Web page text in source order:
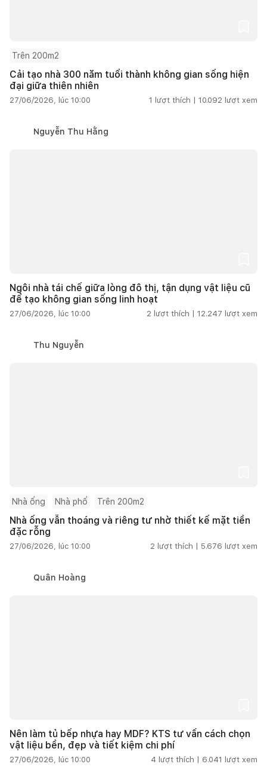
Trên 200m2
Cải tạo nhà 300 năm tuổi thành không gian sống hiện
đại giữa thiên nhiên
27/06/2026, lúc 10:00 1 lượt thích | 10.092 lượt xem
Nguyễn Thu Hằng
Ngôi nhà tái chế giữa lòng đô thị, tận dụng vật liệu cũ
để tạo không gian sống linh hoạt
27/06/2026, lúc 10:00 2 lượt thích | 12.247 lượt xem
Thu Nguyễn
Nhà ống Nhà phố Trên 200m2
Nhà ống vẫn thoáng và riêng tư nhờ thiết kế mặt tiền
đặc rỗng
27/06/2026, lúc 10:00 2 lượt thích | 5.676 lượt xem
Quân Hoàng
Nên làm tủ bếp nhựa hay MDF? KTS tư vấn cách chọn
vật liệu bền, đẹp và tiết kiệm chi phí
27/06/2026, lúc 10:00 4 lượt thích | 6.041 lượt xem